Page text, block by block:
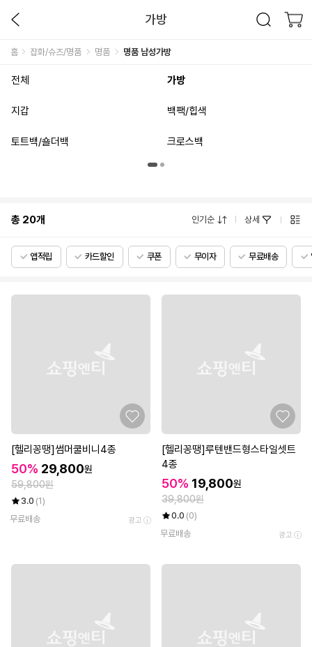
가방
홈 잡화/슈즈/명품 명품 명품 남성가방
전체 가방
지갑 백팩/힙색
토트백/숄더백 크로스백
총 20개 인기순 상세
앱적립 카드할인 쿠폰 무이자 무료배송
[헬리꽁땡]썸머쿨비니4종
50% 29,800원
59,800원
3.0 (1)
무료배송
광고
[헬리꽁땡]루텐밴드형스타일셋트
4종
50% 19,800원
39,800원
0.0 (0)
무료배송
광고